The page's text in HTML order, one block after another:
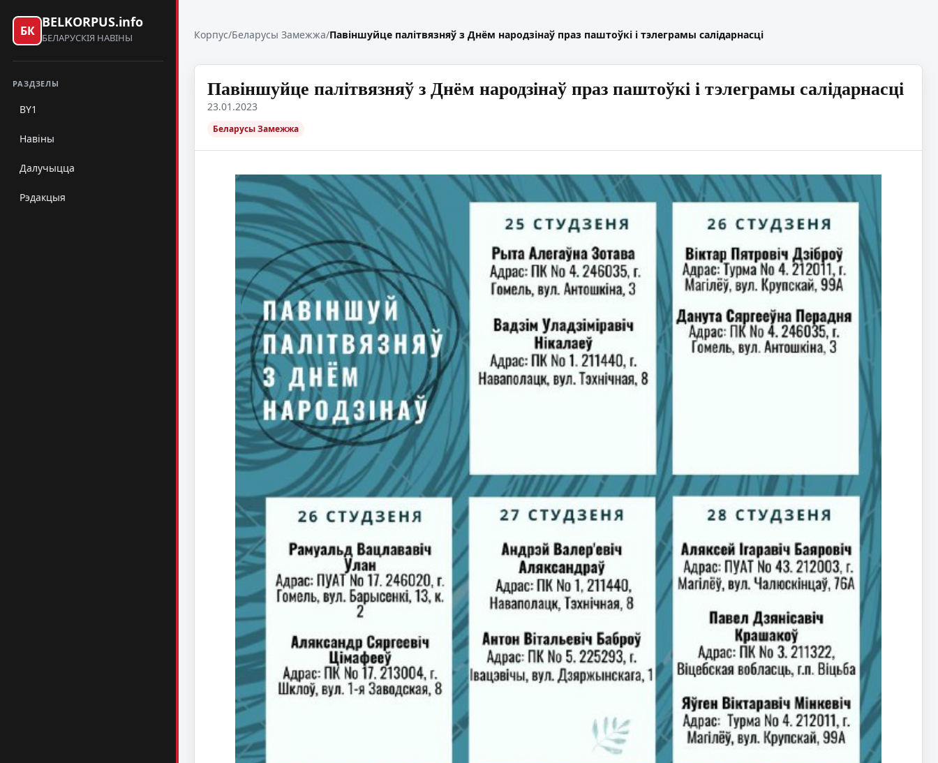
БК
BELKORPUS.info
БЕЛАРУСКІЯ НАВІНЫ
РАЗДЗЕЛЫ
BY1
Навіны
Далучыцца
Рэдакцыя
Корпус/Беларусы Замежжа/Павіншуйце палітвязняў з Днём народзінаў праз паштоўкі і тэлеграмы салідарнасці
Павіншуйце палітвязняў з Днём народзінаў праз паштоўкі і тэлеграмы салідарнасці
23.01.2023
Беларусы Замежжа